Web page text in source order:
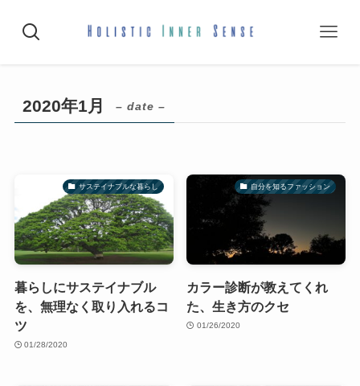
2020年1月 – date –
サステイナブルな暮らし
暮らしにサステイナブル
を、無理なく取り入れるコ
ツ
01/28/2020
自分を知るファッション
カラー診断が教えてくれ
た、生き方のクセ
01/26/2020